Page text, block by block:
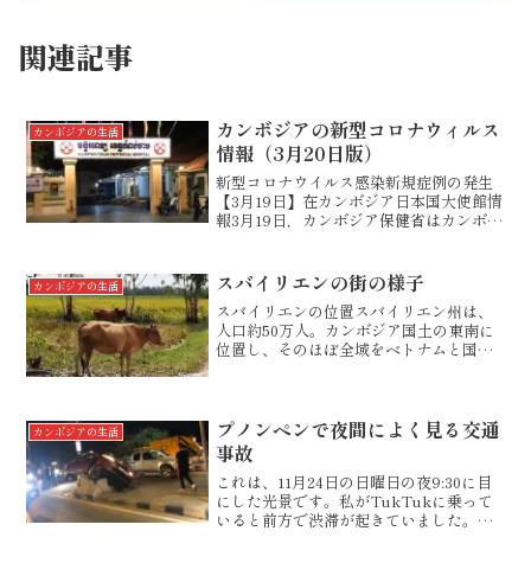
関連記事
カンボジアの生活
カンボジアの新型コロナウィルス
情報（3月20日版）
新型コロナウイルス感染新規症例の発生
【3月19日】在カンボジア日本国大使館情
報3月19日，カンボジア保健省はカンボジ
ました。3月20日14時現在，カンボジア国
内におけ...
カンボジアの生活 スバイリエンの街の様子
スバイリエンの位置スバイリエン州は、
人口約50万人。カンボジア国土の東南に
位置し、そのほぼ全域をベトナムと国境
間地点にあります。プノ...
カンボジアの生活
プノンペンで夜間によく見る交通
事故
これは、11月24日の日曜日の夜9:30に目
にした光景です。私がTukTukに乗って
いると前方で渋滞が起きていました。こ